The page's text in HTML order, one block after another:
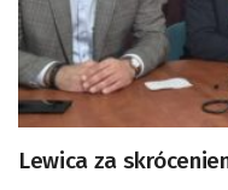
Lewica za